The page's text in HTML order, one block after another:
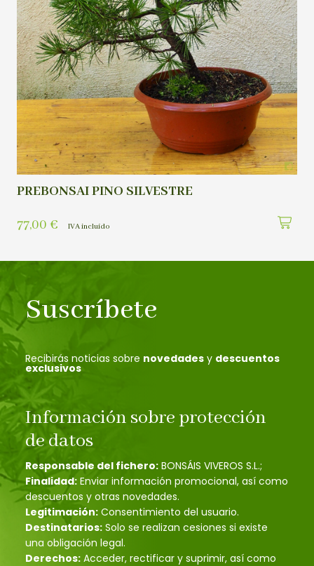
PREBONSAI PINO SILVESTRE
77,00 € IVA incluído
Suscríbete
Recibirás noticias sobre novedades y descuentos
exclusivos
Información sobre protección
de datos
Responsable del fichero: BONSÁIS VIVEROS S.L.;
Finalidad: Enviar información promocional, así como
descuentos y otras novedades.
Legitimación: Consentimiento del usuario.
Destinatarios: Solo se realizan cesiones si existe
una obligación legal.
Derechos: Acceder, rectificar y suprimir, así como